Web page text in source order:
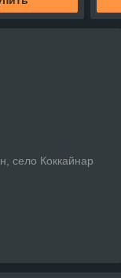
село Коккайнар